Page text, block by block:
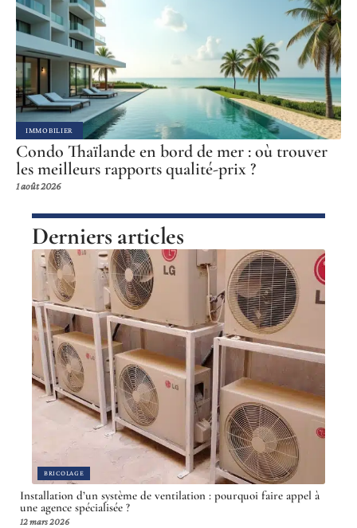
IMMOBILIER
Condo Thaïlande en bord de mer : où trouver
les meilleurs rapports qualité-prix ?
1 août 2026
Derniers articles
BRICOLAGE
Installation d’un système de ventilation : pourquoi faire appel à
une agence spécialisée ?
12 mars 2026